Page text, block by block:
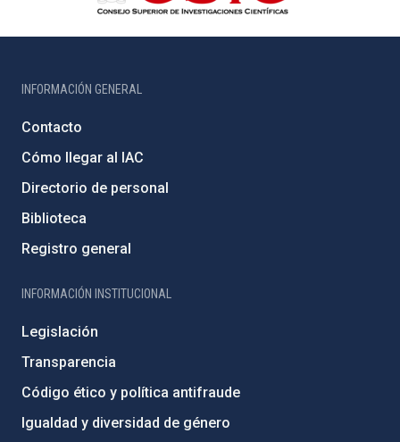
INFORMACIÓN GENERAL
Contacto
Cómo llegar al IAC
Directorio de personal
Biblioteca
Registro general
INFORMACIÓN INSTITUCIONAL
Legislación
Transparencia
Código ético y política antifraude
Igualdad y diversidad de género